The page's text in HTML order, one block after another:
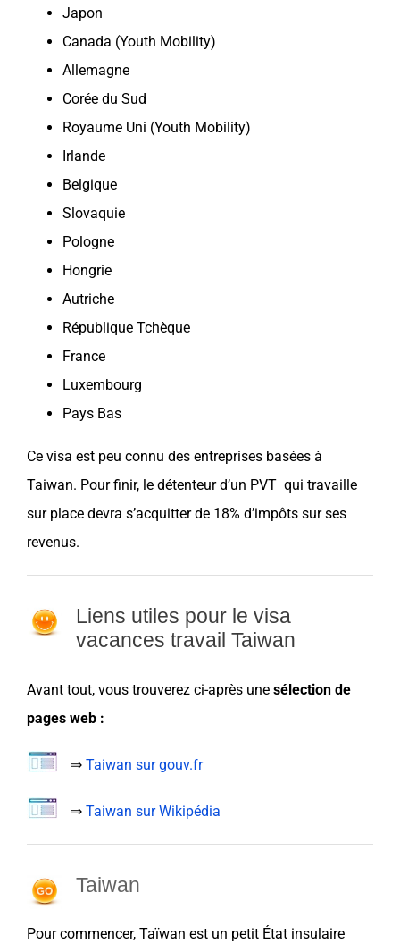
Japon
Canada (Youth Mobility)
Allemagne
Corée du Sud
Royaume Uni (Youth Mobility)
Irlande
Belgique
Slovaquie
Pologne
Hongrie
Autriche
République Tchèque
France
Luxembourg
Pays Bas
Ce visa est peu connu des entreprises basées à
Taiwan. Pour finir, le détenteur d’un PVT qui travaille
sur place devra s’acquitter de 18% d’impôts sur ses
revenus.
Liens utiles pour le visa
vacances travail Taiwan
Avant tout, vous trouverez ci-après une sélection de
pages web :
⇒ Taiwan sur gouv.fr
⇒ Taiwan sur Wikipédia
Taiwan
Pour commencer, Taïwan est un petit État insulaire